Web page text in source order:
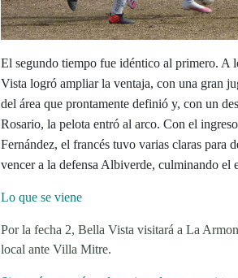
El segundo tiempo fue idéntico al primero. A
Vista logró ampliar la ventaja, con una gran
del área que prontamente definió y, con un
Rosario, la pelota entró al arco. Con el
Fernández, el francés tuvo varias claras para
vencer a la defensa Albiverde, culminando el
Lo que se viene
Por la fecha 2, Bella Vista visitará a La
local ante Villa Mitre.